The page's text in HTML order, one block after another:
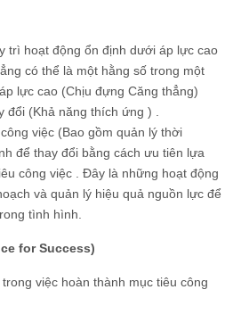
trì hoạt động ổn định dưới áp lực cao
có thể là một hằng số trong một
lực cao (Chịu đựng Căng thẳng)
đổi (Khả năng thích ứng ) .
việc (Bao gồm quản lý thời
để thay đổi bằng cách ưu tiên lựa
công việc . Đây là những hoạt động
và quản lý hiệu quả nguồn lực để
tình hình.
for Success)
việc hoàn thành mục tiêu công